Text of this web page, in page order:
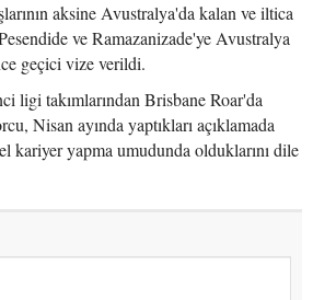
aksine Avustralya'da kalan ve iltica
ve Ramazanizade'ye Avustralya
geçici vize verildi.
ligi takımlarından Brisbane Roar'da
Nisan ayında yaptıkları açıklamada
kariyer yapma umudunda olduklarını dile